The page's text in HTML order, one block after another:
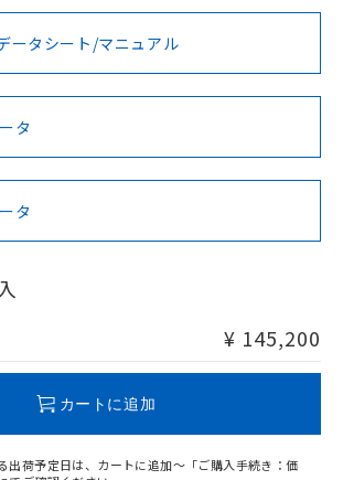
をご利用いただく前に、以下を必ずお読
条件
事項・凡例
Hg Cd Cr(VI)
有の記載がされた商品であっても、流通
が混在する可能性があります。
DNV型式承認
（ノルウェー
BV型式承認
（フランス
KR型式
（韓国
No No No
この製品の規格認証/適合状況ページへ
ータシート/マニュアル
タ
タ
¥ 145,200
カートに追加
出荷予定日は、カートに追加～「ご購入手続き：価
りません。
指令のフタル酸エステル類４
応では、対応完了までの期間は出
て対応品への在庫切替を完了
とから、特段のことがない限
年1月12日より割愛しておりま